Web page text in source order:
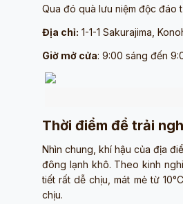
Qua đó quà lưu niệm độc đáo
Địa chỉ: 1-1-1 Sakurajima,
Giờ mở cửa: 9:00 sáng đến
Thời điểm để trải
Nhìn chung, khí hậu của địa
đông lạnh khô. Theo kinh
tiết rất dễ chịu, mát mẻ từ
chịu.